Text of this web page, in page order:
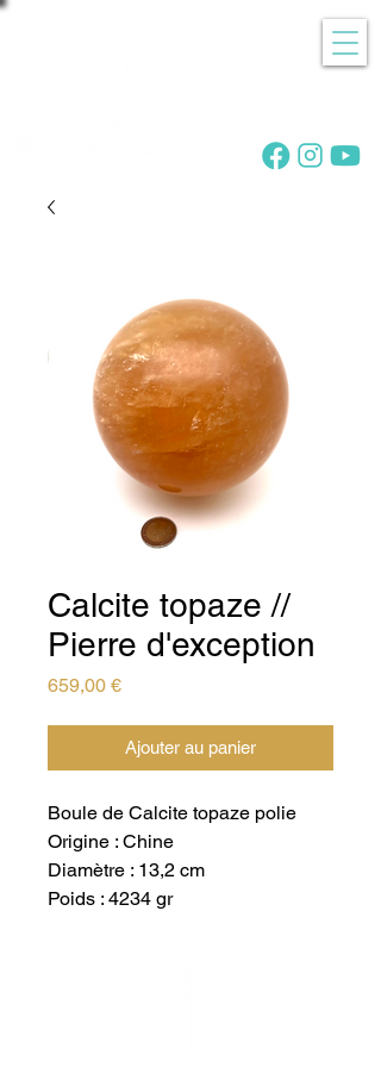
Calcite topaze //
Pierre d'exception
659,00 €Prix
Ajouter au panier
Boule de Calcite topaze polie
Origine : Chine
Diamètre : 13,2 cm
Poids : 4234 gr